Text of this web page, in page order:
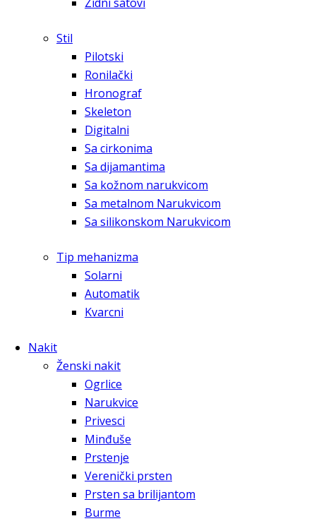
Stil
Pilotski
Ronilački
Hronograf
Skeleton
Digitalni
Sa cirkonima
Sa dijamantima
Sa kožnom narukvicom
Sa metalnom Narukvicom
Sa silikonskom Narukvicom
Tip mehanizma
Solarni
Automatik
Kvarcni
Nakit
Ženski nakit
Ogrlice
Narukvice
Privesci
Minđuše
Prstenje
Verenički prsten
Prsten sa brilijantom
Burme